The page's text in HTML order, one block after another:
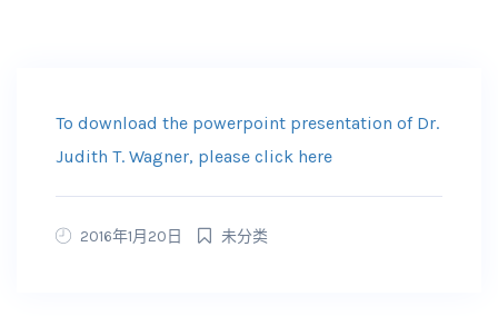
To download the powerpoint presentation of Dr.
Judith T. Wagner, please click here
2016年1月20日 未分类